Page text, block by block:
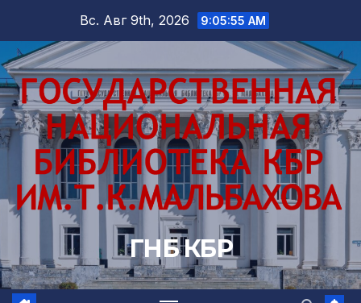
содержимому
Вс. Авг 9th, 2026 9:05:56 AM
ГНБ КБР